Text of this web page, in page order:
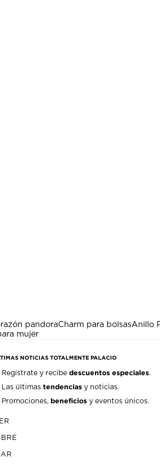
pandoraCharm para bolsasAnillo
mujer
NOTICIAS TOTALMENTE PALACIO
Regístrate y recibedescuentos especiales.
Las últimastendencias y noticias.
Promociones, beneficios y eventos únicos.